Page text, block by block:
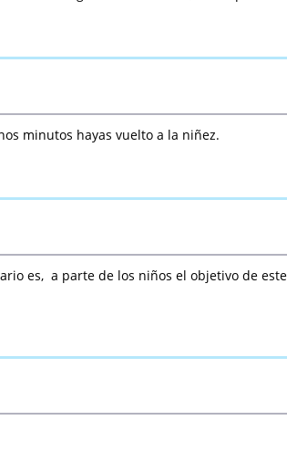
minutos hayas vuelto a la niñez.
es, a parte de los niños el objetivo de